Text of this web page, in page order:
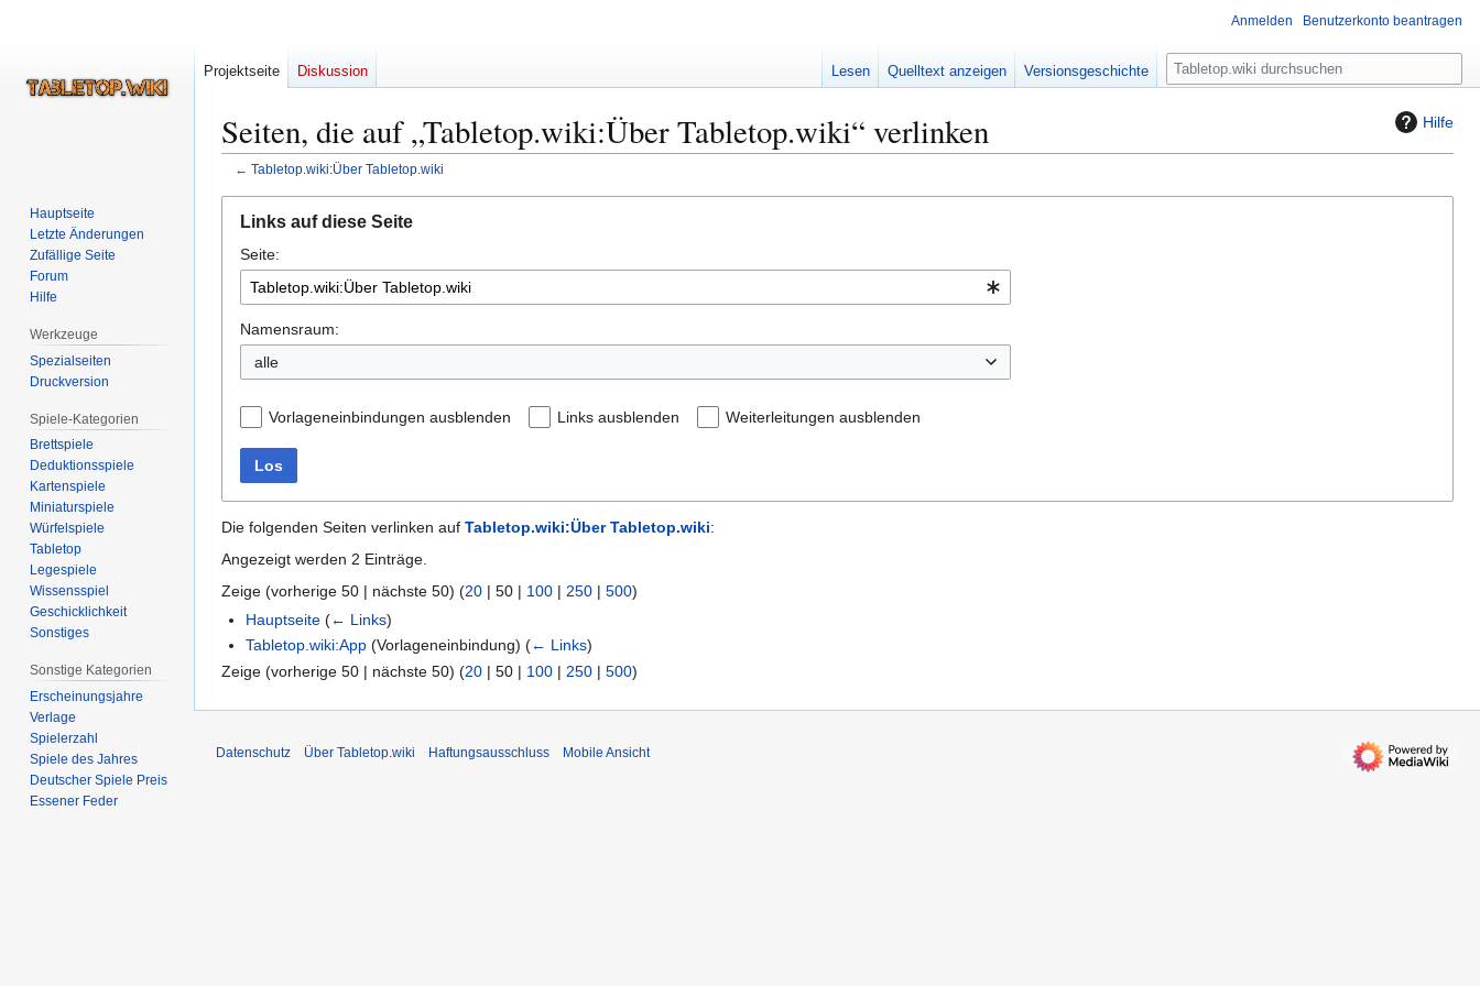
Hilfe
Seiten, die auf „Tabletop.wiki:Über Tabletop.wiki“ verlinken
← Tabletop.wiki:Über Tabletop.wiki
Navigation
springen
Suche
springen
Links auf diese Seite
Seite:
Namensraum:
alle
Vorlageneinbindungen ausblenden Links ausblenden Weiterleitungen ausblenden
Los
Die folgenden Seiten verlinken auf Tabletop.wiki:Über Tabletop.wiki:
Angezeigt werden 2 Einträge.
Zeige (vorherige 50 | nächste 50) (20 | 50 | 100 | 250 | 500)
Hauptseite (← Links)
Tabletop.wiki:App (Vorlageneinbindung)(← Links)
Zeige (vorherige 50 | nächste 50) (20 | 50 | 100 | 250 | 500)
Anmelden Benutzerkonto beantragen
Projektseite Diskussion Lesen Quelltext anzeigen Versionsgeschichte
S
u
e
Hauptseite
Letzte Änderungen
Zufällige Seite
Forum
Hilfe
Werkzeuge
Spezialseiten
Druckversion
Spiele-Kategorien
Brettspiele
Deduktionsspiele
Kartenspiele
Miniaturspiele
Würfelspiele
Tabletop
Legespiele
Wissensspiel
Geschicklichkeit
Sonstiges
Sonstige Kategorien
Erscheinungsjahre
Verlage
Spielerzahl
Spiele des Jahres
Deutscher Spiele Preis
Essener Feder
Datenschutz Über Tabletop.wiki Haftungsausschluss Mobile Ansicht